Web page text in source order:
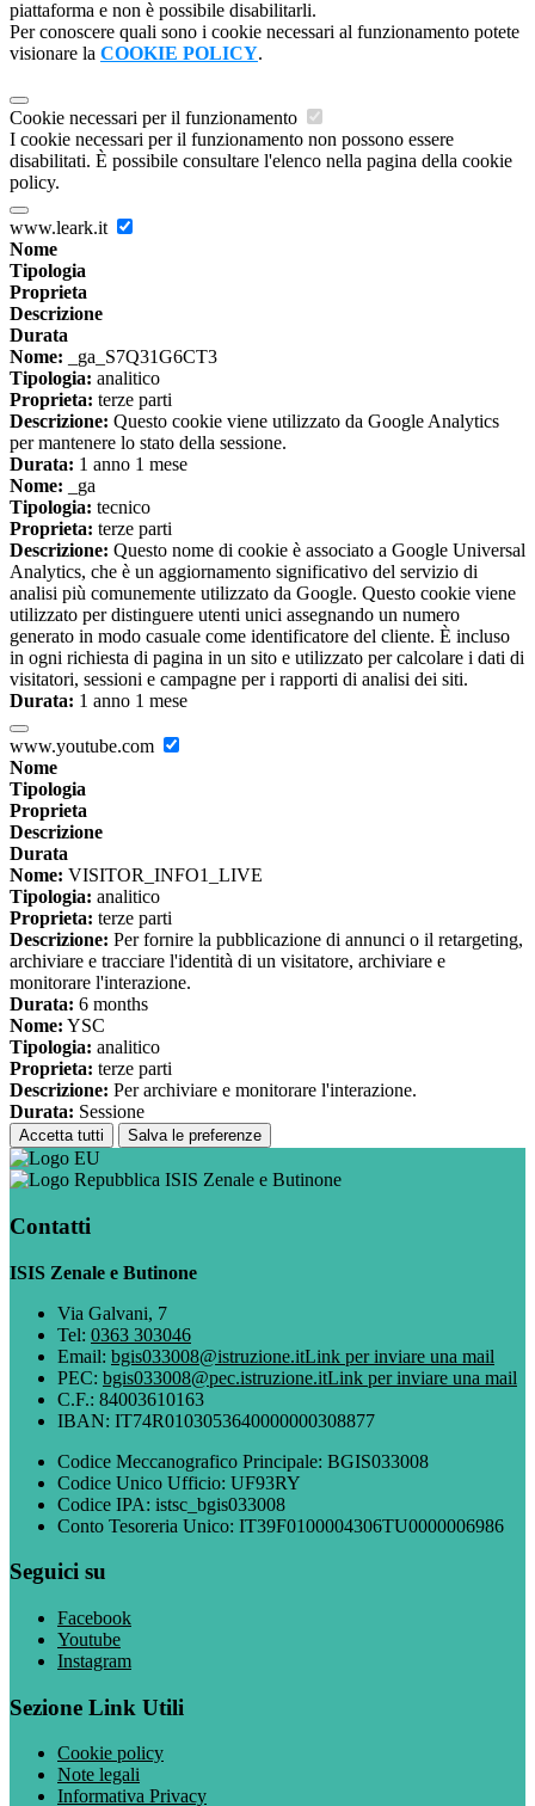
piattaforma e non è possibile disabilitarli.
Per conoscere quali sono i cookie necessari al funzionamento potete
visionare la COOKIE POLICY.
Cookie necessari per il funzionamento
I cookie necessari per il funzionamento non possono essere
disabilitati. È possibile consultare l'elenco nella pagina della cookie
policy.
www.leark.it
Nome
Tipologia
Proprieta
Descrizione
Durata
Nome: _ga_S7Q31G6CT3
Tipologia: analitico
Proprieta: terze parti
Descrizione: Questo cookie viene utilizzato da Google Analytics
per mantenere lo stato della sessione.
Durata: 1 anno 1 mese
Nome: _ga
Tipologia: tecnico
Proprieta: terze parti
Descrizione: Questo nome di cookie è associato a Google Universal
Analytics, che è un aggiornamento significativo del servizio di
analisi più comunemente utilizzato da Google. Questo cookie viene
utilizzato per distinguere utenti unici assegnando un numero
generato in modo casuale come identificatore del cliente. È incluso
in ogni richiesta di pagina in un sito e utilizzato per calcolare i dati di
visitatori, sessioni e campagne per i rapporti di analisi dei siti.
Durata: 1 anno 1 mese
www.youtube.com
Nome
Tipologia
Proprieta
Descrizione
Durata
Nome: VISITOR_INFO1_LIVE
Tipologia: analitico
Proprieta: terze parti
Descrizione: Per fornire la pubblicazione di annunci o il retargeting,
archiviare e tracciare l'identità di un visitatore, archiviare e
monitorare l'interazione.
Durata: 6 months
Nome: YSC
Tipologia: analitico
Proprieta: terze parti
Descrizione: Per archiviare e monitorare l'interazione.
Durata: Sessione
Accetta tutti Salva le preferenze
ISIS Zenale e Butinone
Contatti
ISIS Zenale e Butinone
Via Galvani, 7
Tel: 0363 303046
Email: bgis033008@istruzione.itLink per inviare una mail
PEC: bgis033008@pec.istruzione.itLink per inviare una mail
C.F.: 84003610163
IBAN: IT74R0103053640000000308877
Codice Meccanografico Principale: BGIS033008
Codice Unico Ufficio: UF93RY
Codice IPA: istsc_bgis033008
Conto Tesoreria Unico: IT39F0100004306TU0000006986
Seguici su
Facebook
Youtube
Instagram
Sezione Link Utili
Cookie policy
Note legali
Informativa Privacy